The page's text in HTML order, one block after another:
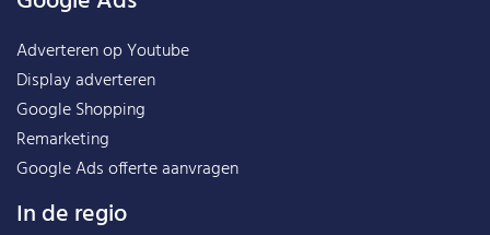
Adverteren op Youtube
Display adverteren
Google Shopping
Remarketing
Google Ads offerte aanvragen
In de regio